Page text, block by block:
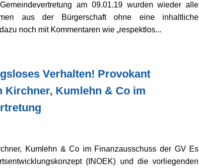
am 09.01.19 wurden wieder alle
aus der Bürgerschaft ohne eine inhaltliche
noch mit Kommentaren wie „respektlos...
Verhalten! Provokant
Kirchner, Kumlehn & Co im
Kumlehn & Co im Finanzausschuss der GV Es
(INOEK) und die vorliegenden